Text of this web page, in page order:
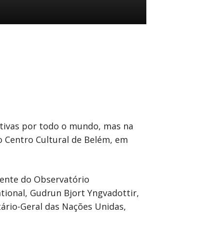
por todo o mundo, mas na
Cultural de Belém, em
do Observatório
Gudrun Bjort Yngvadottir,
Geral das Nações Unidas,